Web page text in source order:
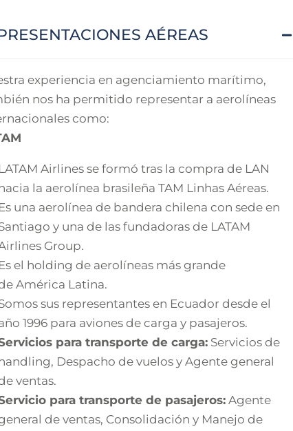
AÉREAS
experiencia en agenciamiento marítimo,
nos ha permitido representar a aerolíneas
como:
LATAM Airlines se formó tras la compra de LAN
hacia la aerolínea brasileña TAM Linhas Aéreas.
Es una aerolínea de bandera chilena con sede en
y una de las fundadoras de LATAM
Group.
Es el holding de aerolíneas más grande
América Latina.
sus representantes en Ecuador desde el
1996 para aviones de carga y pasajeros.
para transporte de carga: Servicios de
handling, Despacho de vuelos y Agente general
ventas.
para transporte de pasajeros: Agente
de ventas, Consolidación y Manejo de